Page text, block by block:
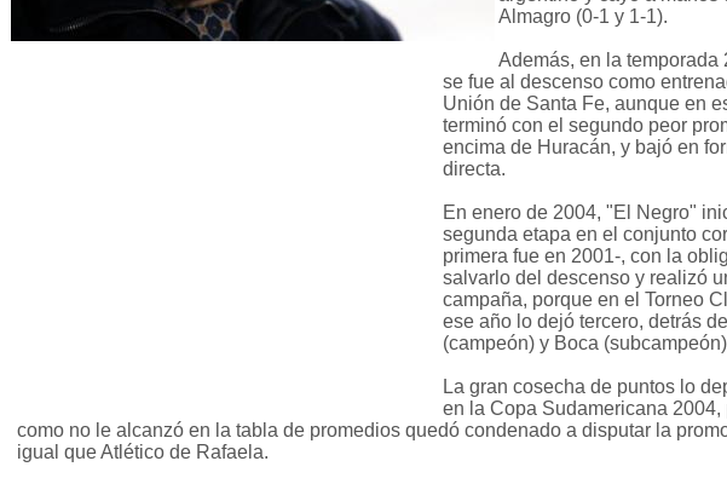
Almagro (0-1 y 1-1).
Además, en la temporada
se fue al descenso como
Unión de Santa Fe, aunque en
terminó con el segundo peor
encima de Huracán, y bajó en
directa.
En enero de 2004, "El Negro"
segunda etapa en el conjunto
primera fue en 2001-, con la
salvarlo del descenso y realizó
campaña, porque en el Torneo
ese año lo dejó tercero, detrás
(campeón) y Boca
La gran cosecha de puntos lo
en la Copa Sudamericana 2004,
como no le alcanzó en la tabla de promedios quedó condenado a disputar la
igual que Atlético de Rafaela.